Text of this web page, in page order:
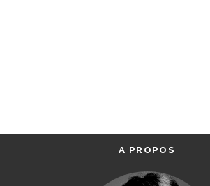
A PROPOS